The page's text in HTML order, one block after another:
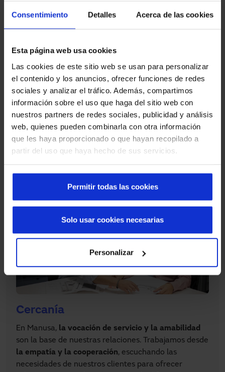
Consentimiento Detalles Acerca de las cookies
Esta página web usa cookies
Las cookies de este sitio web se usan para personalizar
el contenido y los anuncios, ofrecer funciones de redes
sociales y analizar el tráfico. Además, compartimos
información sobre el uso que haga del sitio web con
nuestros partners de redes sociales, publicidad y análisis
web, quienes pueden combinarla con otra información
que les haya proporcionado o que hayan recopilado a
partir del uso que haya hecho de sus servicios.
Permitir todas las cookies
Personalizar
Solo usar cookies necesarias
Innovación
Nuestro espírituinconformista y creativonos
impulsa a buscar siempre la mejora continua. Gracias
a ello, nos hemos consolidado como líderes
inteligentes.
Cercanía
En Manusa, la vocación de servicio y la amabilidad
son la base de nuestras relaciones. Trabajamos desde
la empatía y la cooperación, escuchando las
necesidades de nuestros clientes para ofrecer